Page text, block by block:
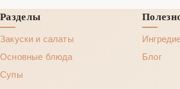
Разделы
Закуски и салаты
Основные блюда
Супы
Блог